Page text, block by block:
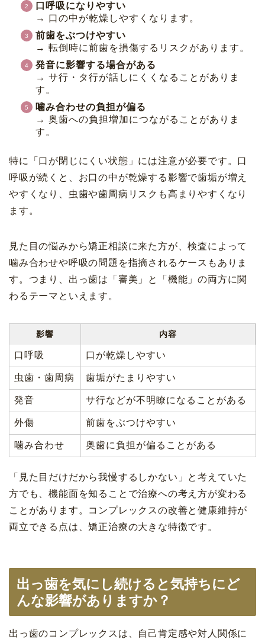
口呼吸になりやすい
→ 口の中が乾燥しやすくなります。
前歯をぶつけやすい
→ 転倒時に前歯を損傷するリスクがあります。
発音に影響する場合がある
→ サ行・タ行が話しにくくなることがありま
す。
噛み合わせの負担が偏る
→ 奥歯への負担増加につながることがありま
す。
特に「口が閉じにくい状態」には注意が必要です。口
呼吸が続くと、お口の中が乾燥する影響で歯垢が増え
やすくなり、虫歯や歯周病リスクも高まりやすくなり
ます。
見た目の悩みから矯正相談に来た方が、検査によって
噛み合わせや呼吸の問題を指摘されるケースもありま
す。つまり、出っ歯は「審美」と「機能」の両方に関
わるテーマといえます。
影響 内容
口呼吸 口が乾燥しやすい
虫歯・歯周病 歯垢がたまりやすい
発音 サ行などが不明瞭になることがある
外傷 前歯をぶつけやすい
噛み合わせ 奥歯に負担が偏ることがある
「見た目だけだから我慢するしかない」と考えていた
方でも、機能面を知ることで治療への考え方が変わる
ことがあります。コンプレックスの改善と健康維持が
両立できる点は、矯正治療の大きな特徴です。
出っ歯を気にし続けると気持ちにど
んな影響がありますか？
出っ歯のコンプレックスは、自己肯定感や対人関係に